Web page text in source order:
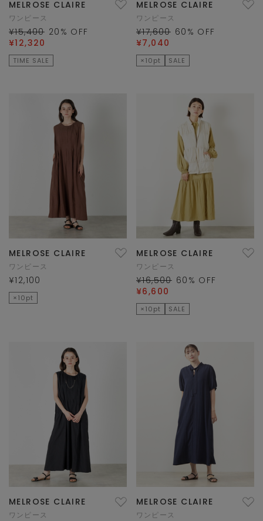
MELROSE CLAIRE
ワンピース
¥15,400 20 % OFF
¥12,320
TIME SALE
MELROSE CLAIRE
ワンピース
¥17,600 60 % OFF
¥7,040
×10pt SALE
MELROSE CLAIRE
ワンピース
¥12,100
×10pt
MELROSE CLAIRE
ワンピース
¥16,500 60 % OFF
¥6,600
×10pt SALE
MELROSE CLAIRE
ワンピース
MELROSE CLAIRE
ワンピース